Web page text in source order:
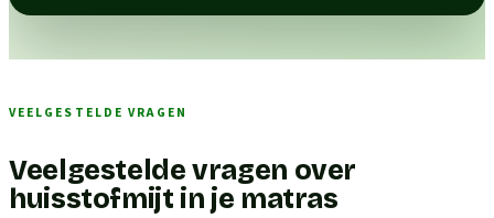
VEELGESTELDE VRAGEN
Veelgestelde vragen over
huisstofmijt in je matras